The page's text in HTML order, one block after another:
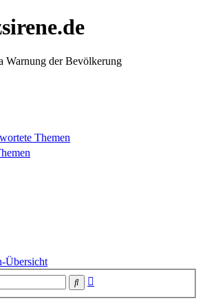
Warnung der Bevölkerung
Themen
Übersicht
Suche